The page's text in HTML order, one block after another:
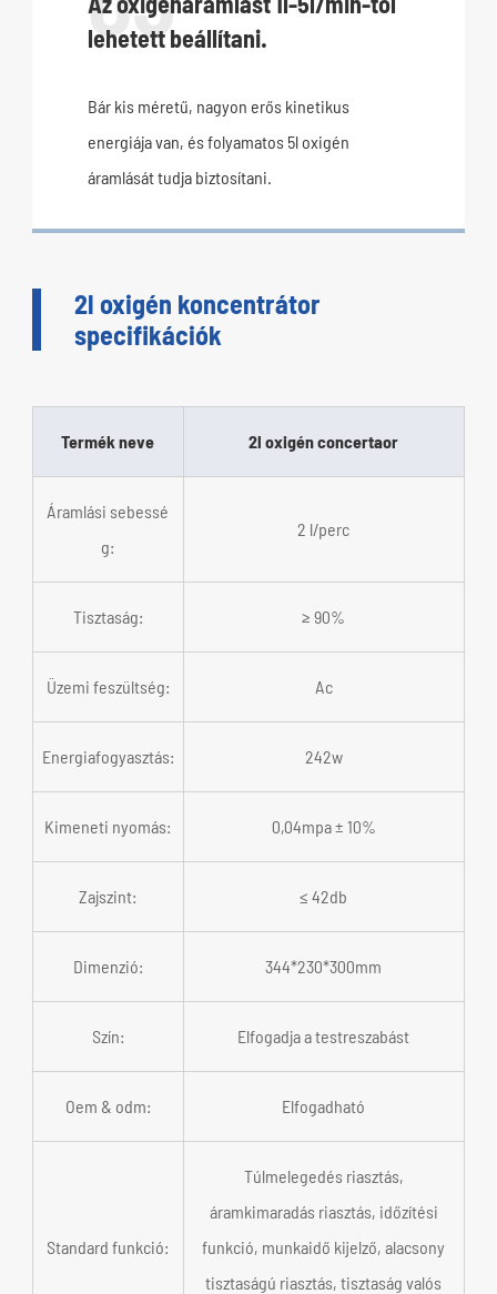
lehetett beállítani.
Bár kis méretű, nagyon erős kinetikus
energiája van, és folyamatos 5l oxigén
áramlását tudja biztosítani.
2l oxigén koncentrátor
specifikációk
Termék neve 2l oxigén concertaor
Áramlási sebessé
g:
2 l/perc
Tisztaság: ≥ 90%
Üzemi feszültség: Ac
Energiafogyasztás: 242w
Kimeneti nyomás: 0,04mpa ± 10%
Zajszint: ≤ 42db
Dimenzió: 344*230*300mm
Szín: Elfogadja a testreszabást
Oem & odm: Elfogadható
Standard funkció:
Túlmelegedés riasztás,
áramkimaradás riasztás, időzítési
funkció, munkaidő kijelző, alacsony
tisztaságú riasztás, tisztaság valós